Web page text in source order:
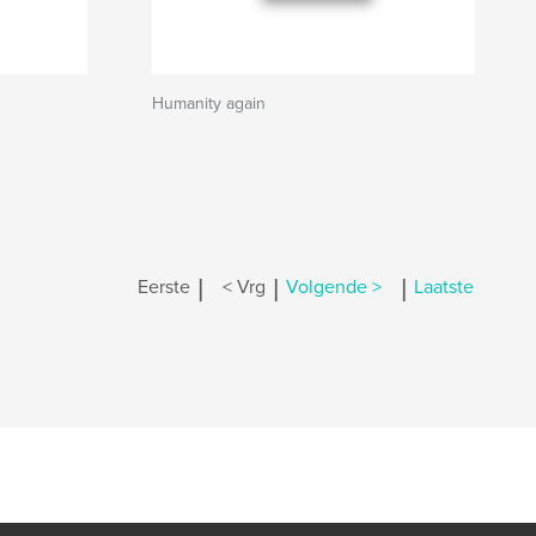
Humanity again
Eerste | < Vrg | Volgende > | Laatste